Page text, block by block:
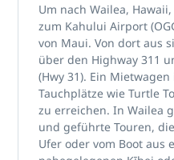
Um nach Wailea,
zum Kahului Airport
von Maui. Von dort aus
über den Highway 311
(Hwy 31). Ein
Tauchplätze wie Turtle
zu erreichen. In Wailea
und geführte Touren,
Ufer oder vom Boot aus